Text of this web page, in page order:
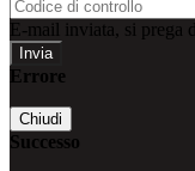
E-mail inviata, si prega
Errore
Chiudi
Successo